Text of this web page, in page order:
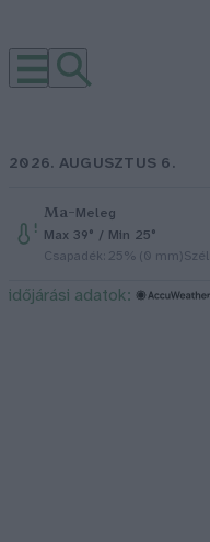
2026. AUGUSZTUS 6.
Ma–Meleg
Max 39° / Min 25°
Csapadék: 25% (0 mm)
időjárási adatok: